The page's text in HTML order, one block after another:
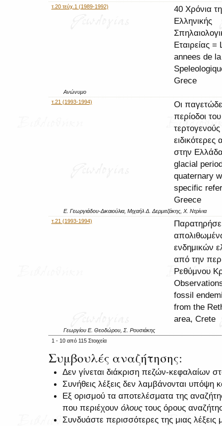
τ.20 τεύχ.1 (1989-1992)
40 Χρόνια
Ελληνικής
Εταιρείας =
annees de
Grece
Ανώνυμο
τ.21 (1993-1994)
Οι
περίοδοι του
στην
glacial
quaternary
specific
Greece
Ε. Γεωργιάδου-Δικαιούλια, Μιχαήλ Δ. Δερμιτζάκης, Χ. Ντρίνια
τ.21 (1993-1994)
ενδημικών
από την
Ρεθύμνου
fossil
from the
area, Crete
Γεωργίου Ε. Θεοδώρου, Σ. Ρουσιάκης
1 - 10 από 115 Στοιχεία
Συμβουλές αναζήτησης:
Δεν γίνεται διάκριση πεζών-κεφαλαίων
Συνήθεις λέξεις δεν λαμβάνονται υπόψη
Εξ ορισμού τα αποτελέσματα της
που περιέχουν όλους τους όρους
Συνδυάστε περισσότερες της μιας λέξεις